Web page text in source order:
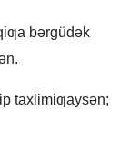
bǝrgüdǝk
taxlimiƣaysǝn;